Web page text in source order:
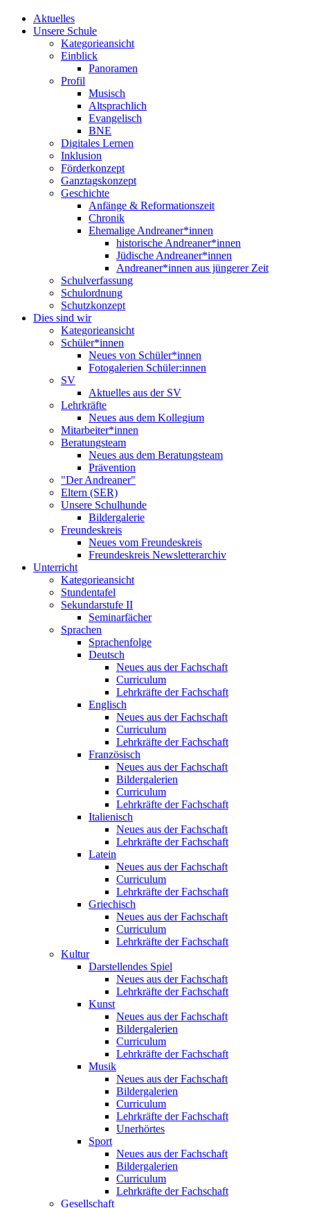
Aktuelles
Unsere Schule
Kategorieansicht
Einblick
Panoramen
Profil
Musisch
Altsprachlich
Evangelisch
BNE
Digitales Lernen
Inklusion
Förderkonzept
Ganztagskonzept
Geschichte
Anfänge & Reformationszeit
Chronik
Ehemalige Andreaner*innen
historische Andreaner*innen
Jüdische Andreaner*innen
Andreaner*innen aus jüngerer Zeit
Schulverfassung
Schulordnung
Schutzkonzept
Dies sind wir
Kategorieansicht
Schüler*innen
Neues von Schüler*innen
Fotogalerien Schüler:innen
SV
Aktuelles aus der SV
Lehrkräfte
Neues aus dem Kollegium
Mitarbeiter*innen
Beratungsteam
Neues aus dem Beratungsteam
Prävention
"Der Andreaner"
Eltern (SER)
Unsere Schulhunde
Bildergalerie
Freundeskreis
Neues vom Freundeskreis
Freundeskreis Newsletterarchiv
Unterricht
Kategorieansicht
Stundentafel
Sekundarstufe II
Seminarfächer
Sprachen
Sprachenfolge
Deutsch
Neues aus der Fachschaft
Curriculum
Lehrkräfte der Fachschaft
Englisch
Neues aus der Fachschaft
Curriculum
Lehrkräfte der Fachschaft
Französisch
Neues aus der Fachschaft
Bildergalerien
Curriculum
Lehrkräfte der Fachschaft
Italienisch
Neues aus der Fachschaft
Lehrkräfte der Fachschaft
Latein
Neues aus der Fachschaft
Curriculum
Lehrkräfte der Fachschaft
Griechisch
Neues aus der Fachschaft
Curriculum
Lehrkräfte der Fachschaft
Kultur
Darstellendes Spiel
Neues aus der Fachschaft
Lehrkräfte der Fachschaft
Kunst
Neues aus der Fachschaft
Bildergalerien
Curriculum
Lehrkräfte der Fachschaft
Musik
Neues aus der Fachschaft
Bildergalerien
Curriculum
Lehrkräfte der Fachschaft
Unerhörtes
Sport
Neues aus der Fachschaft
Bildergalerien
Curriculum
Lehrkräfte der Fachschaft
Gesellschaft